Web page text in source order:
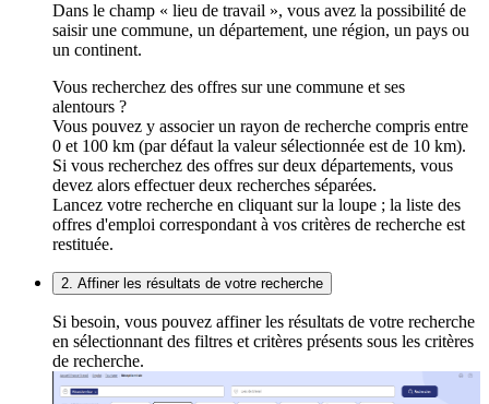
Dans le champ « lieu de travail », vous avez la possibilité de
saisir une commune, un département, une région, un pays ou
un continent.
Vous recherchez des offres sur une commune et ses
alentours ?
Vous pouvez y associer un rayon de recherche compris entre
0 et 100 km (par défaut la valeur sélectionnée est de 10 km).
Si vous recherchez des offres sur deux départements, vous
devez alors effectuer deux recherches séparées.
Lancez votre recherche en cliquant sur la loupe ; la liste des
offres d'emploi correspondant à vos critères de recherche est
restituée.
2. Affiner les résultats de votre recherche
Si besoin, vous pouvez affiner les résultats de votre recherche
en sélectionnant des filtres et critères présents sous les critères
de recherche.